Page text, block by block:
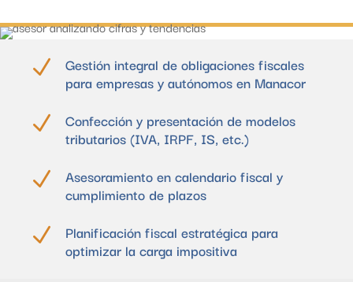
N
Gestión integral de obligaciones fiscales
para empresas y autónomos en Manacor
N
Confección y presentación de modelos
tributarios (IVA, IRPF, IS, etc.)
N
Asesoramiento en calendario fiscal y
cumplimiento de plazos
N
Planificación fiscal estratégica para
optimizar la carga impositiva